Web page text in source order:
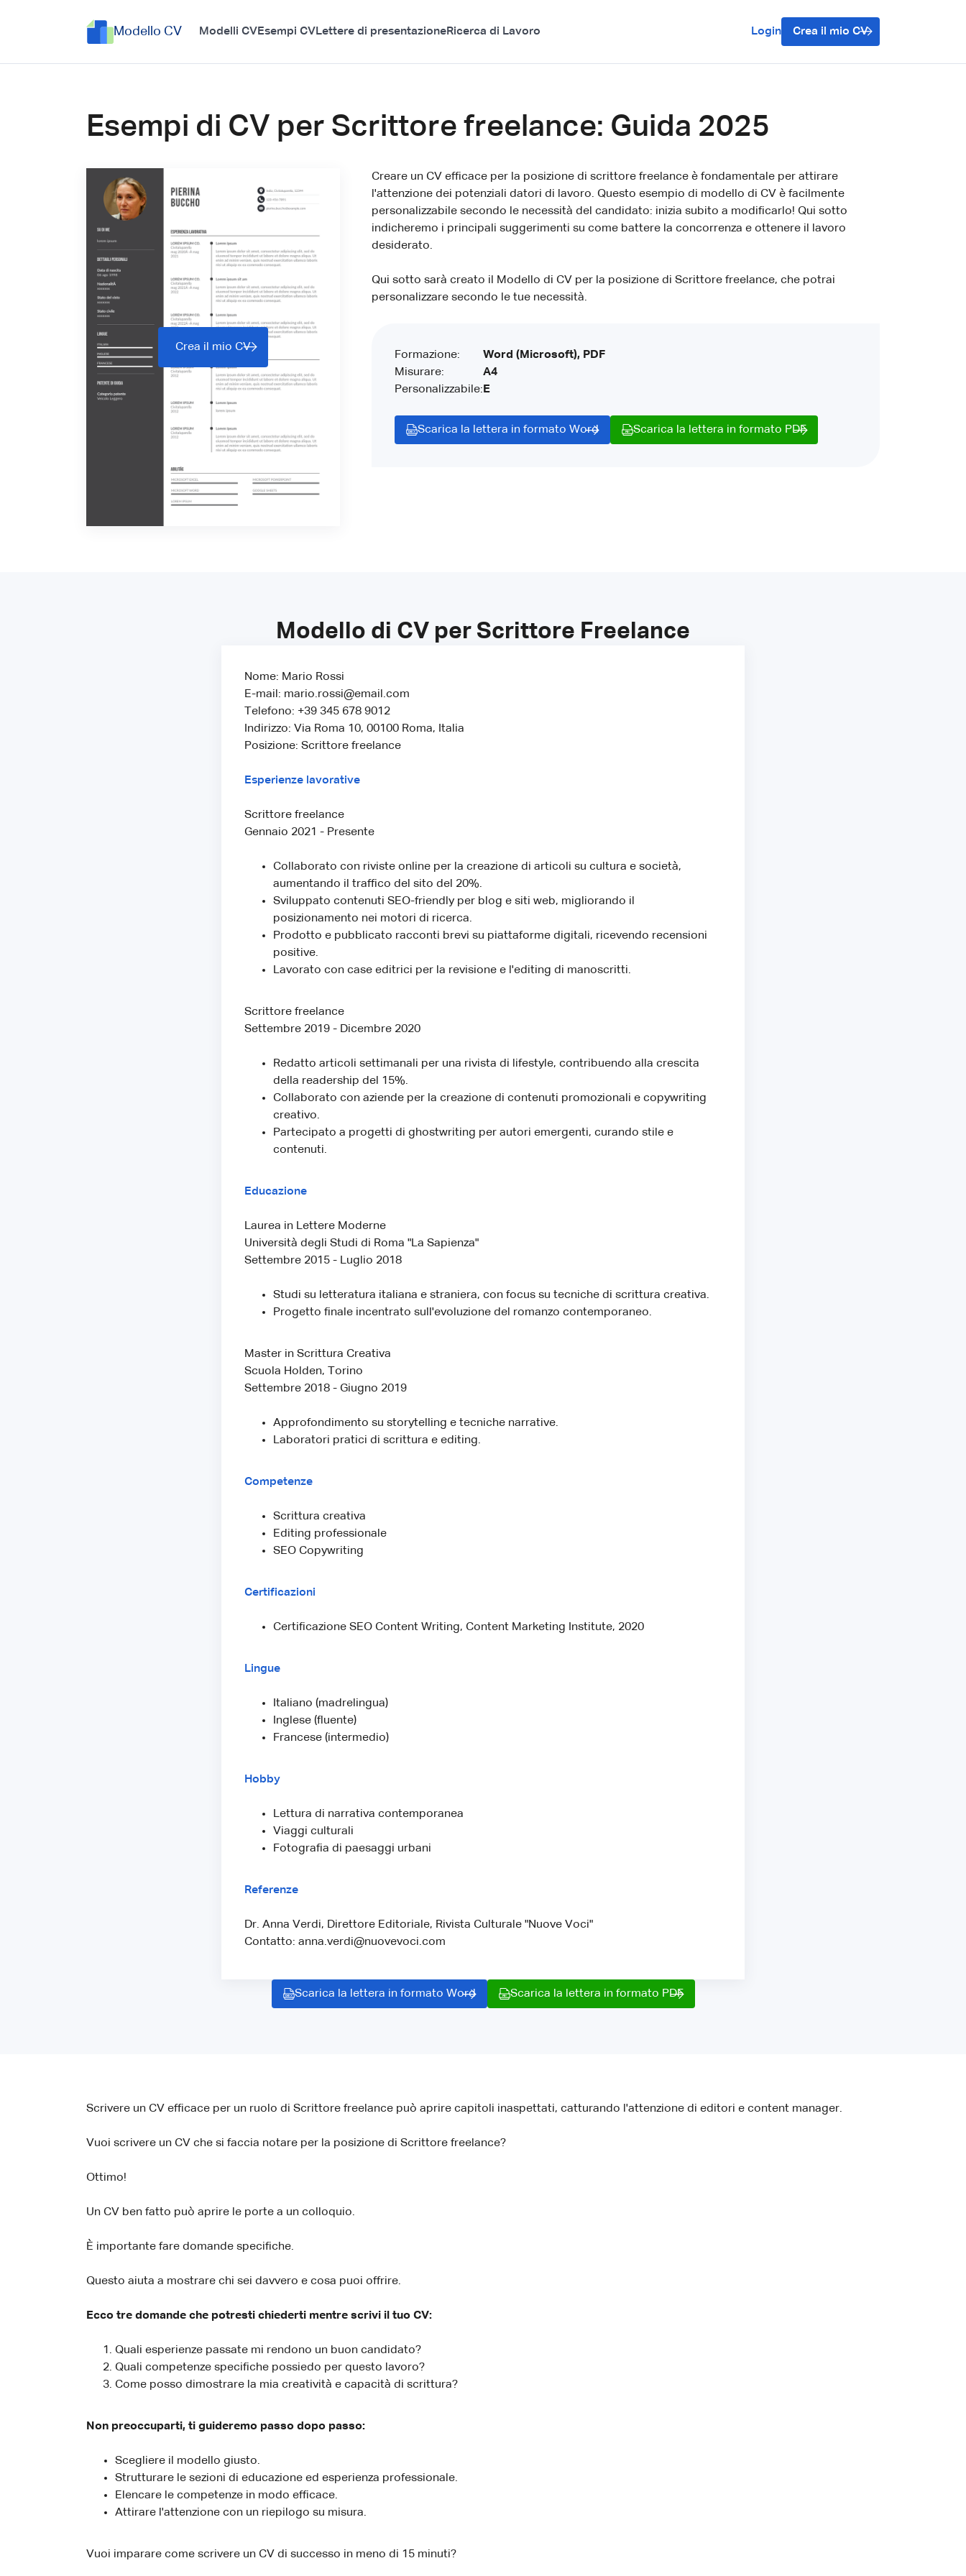
Modello CV Modelli CVEsempi CVLettere di presentazioneRicerca di Lavoro Login Crea il mio CV
Esempi di CV per Scrittore freelance: Guida 2025
Crea il mio CV
Creare un CV efficace per la posizione di scrittore freelance è fondamentale per attirare
l'attenzione dei potenziali datori di lavoro. Questo esempio di modello di CV è facilmente
personalizzabile secondo le necessità del candidato: inizia subito a modificarlo! Qui sotto
indicheremo i principali suggerimenti su come battere la concorrenza e ottenere il lavoro
desiderato.
Qui sotto sarà creato il Modello di CV per la posizione di Scrittore freelance, che potrai
personalizzare secondo le tue necessità.
Formazione:
Misurare:
Personalizzabile:
Word (Microsoft), PDF
A4
E
Scarica la lettera in formato Word Scarica la lettera in formato PDF
Modello di CV per Scrittore Freelance
Nome: Mario Rossi
E-mail: mario.rossi@email.com
Telefono: +39 345 678 9012
Indirizzo: Via Roma 10, 00100 Roma, Italia
Posizione: Scrittore freelance
Esperienze lavorative
Scrittore freelance
Gennaio 2021 - Presente
Collaborato con riviste online per la creazione di articoli su cultura e società,
aumentando il traffico del sito del 20%.
Sviluppato contenuti SEO-friendly per blog e siti web, migliorando il
posizionamento nei motori di ricerca.
Prodotto e pubblicato racconti brevi su piattaforme digitali, ricevendo recensioni
positive.
Lavorato con case editrici per la revisione e l'editing di manoscritti.
Scrittore freelance
Settembre 2019 - Dicembre 2020
Redatto articoli settimanali per una rivista di lifestyle, contribuendo alla crescita
della readership del 15%.
Collaborato con aziende per la creazione di contenuti promozionali e copywriting
creativo.
Partecipato a progetti di ghostwriting per autori emergenti, curando stile e
contenuti.
Educazione
Laurea in Lettere Moderne
Università degli Studi di Roma "La Sapienza"
Settembre 2015 - Luglio 2018
Studi su letteratura italiana e straniera, con focus su tecniche di scrittura creativa.
Progetto finale incentrato sull'evoluzione del romanzo contemporaneo.
Master in Scrittura Creativa
Scuola Holden, Torino
Settembre 2018 - Giugno 2019
Approfondimento su storytelling e tecniche narrative.
Laboratori pratici di scrittura e editing.
Competenze
Scrittura creativa
Editing professionale
SEO Copywriting
Certificazioni
Certificazione SEO Content Writing, Content Marketing Institute, 2020
Lingue
Italiano (madrelingua)
Inglese (fluente)
Francese (intermedio)
Hobby
Lettura di narrativa contemporanea
Viaggi culturali
Fotografia di paesaggi urbani
Referenze
Dr. Anna Verdi, Direttore Editoriale, Rivista Culturale "Nuove Voci"
Contatto: anna.verdi@nuovevoci.com
Scarica la lettera in formato Word Scarica la lettera in formato PDF
Scrivere un CV efficace per un ruolo di Scrittore freelance può aprire capitoli inaspettati, catturando l'attenzione di editori e content manager.
Vuoi scrivere un CV che si faccia notare per la posizione di Scrittore freelance?
Ottimo!
Un CV ben fatto può aprire le porte a un colloquio.
È importante fare domande specifiche.
Questo aiuta a mostrare chi sei davvero e cosa puoi offrire.
Ecco tre domande che potresti chiederti mentre scrivi il tuo CV:
Quali esperienze passate mi rendono un buon candidato?
Quali competenze specifiche possiedo per questo lavoro?
Come posso dimostrare la mia creatività e capacità di scrittura?
Non preoccuparti, ti guideremo passo dopo passo:
Scegliere il modello giusto.
Strutturare le sezioni di educazione ed esperienza professionale.
Elencare le competenze in modo efficace.
Attirare l'attenzione con un riepilogo su misura.
Vuoi imparare come scrivere un CV di successo in meno di 15 minuti?